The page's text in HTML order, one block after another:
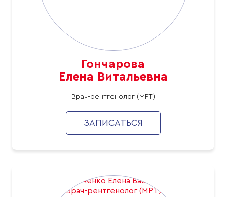
Гончарова
Елена Витальевна
Врач-рентгенолог (МРТ)
ЗАПИСАТЬСЯ